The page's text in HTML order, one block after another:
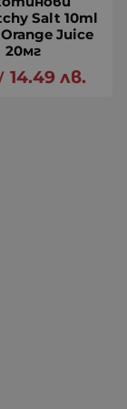
Salt 10ml
Juice
20мг
14.49 лв.